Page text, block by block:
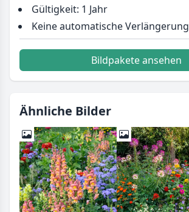
Gültigkeit: 1 Jahr
Keine automatische Verlängerung
Bildpakete ansehen
Ähnliche Bilder